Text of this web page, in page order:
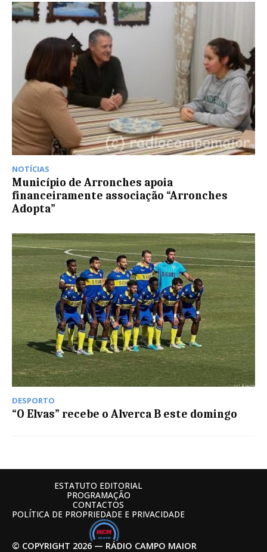
NOTÍCIAS
Município de Arronches apoia
financeiramente associação “Arronches
Adopta”
DESPORTO
“O Elvas” recebe o Alverca B este domingo
© COPYRIGHT 2026 — RÁDIO CAMPO MAIOR
ESTATUTO EDITORIAL
PROGRAMAÇÃO
CONTACTOS
POLÍTICA DE PROPRIEDADE E PRIVACIDADE